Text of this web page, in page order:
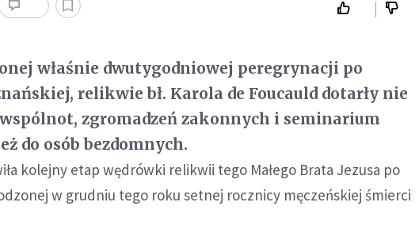
właśnie dwutygodniowej peregrynacji po
relikwie bł. Karola de Foucauld dotarły nie
zgromadzeń zakonnych i seminarium
do osób bezdomnych.
kolejny etap wędrówki relikwii tego Małego Brata Jezusa po
w grudniu tego roku setnej rocznicy męczeńskiej śmierci